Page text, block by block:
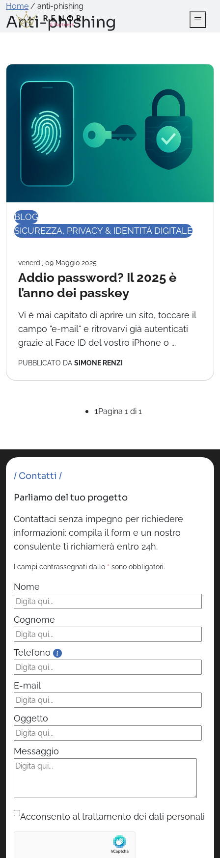
Home / anti-phishing
Anti-phishing
BLOG
SICUREZZA, PRIVACY & IDENTITÀ DIGITALE
venerdì, 09 Maggio 2025
Addio password? Il 2025 è
l’anno dei passkey
Vi è mai capitato di aprire un sito, toccare il
campo "e-mail" e ritrovarvi già autenticati
grazie al Face ID del vostro iPhone o ...
PUBBLICATO DA SIMONE RENZI
1Pagina 1 di 1
/ Contatti /
Parliamo del tuo progetto
Contattaci senza impegno per richiedere
informazioni: compila il form e un nostro
consulente ti richiamerà entro 24h.
I campi contrassegnati dallo * sono obbligatori.
Nome
Cognome
Telefono
E-mail
Oggetto
Messaggio
Acconsento al trattamento dei dati personali